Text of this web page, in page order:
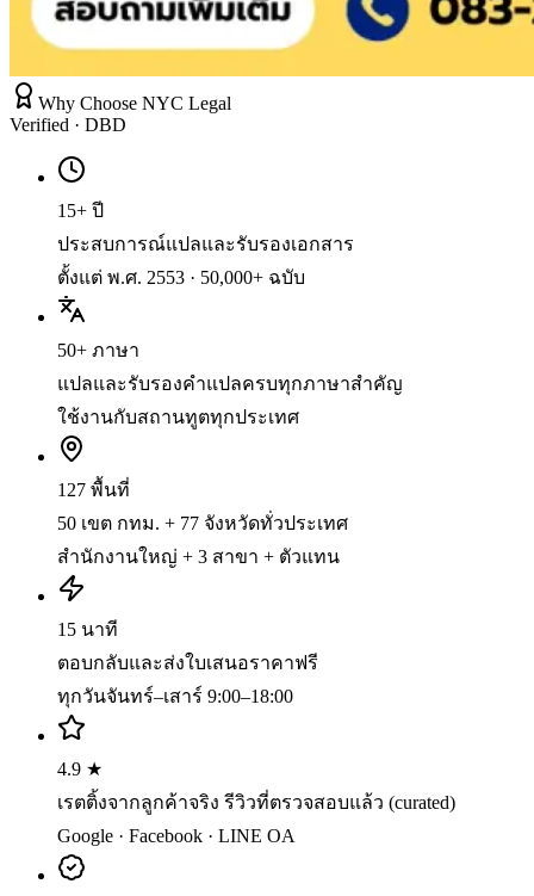
Why Choose NYC Legal
Verified · DBD
15+ ปี
ประสบการณ์แปลและรับรองเอกสาร
ตั้งแต่ พ.ศ. 2553 · 50,000+ ฉบับ
50+ ภาษา
แปลและรับรองคำแปลครบทุกภาษาสำคัญ
ใช้งานกับสถานทูตทุกประเทศ
127 พื้นที่
50 เขต กทม. + 77 จังหวัดทั่วประเทศ
สำนักงานใหญ่ + 3 สาขา + ตัวแทน
15 นาที
ตอบกลับและส่งใบเสนอราคาฟรี
ทุกวันจันทร์–เสาร์ 9:00–18:00
4.9 ★
เรตติ้งจากลูกค้าจริง รีวิวที่ตรวจสอบแล้ว (curated)
Google · Facebook · LINE OA